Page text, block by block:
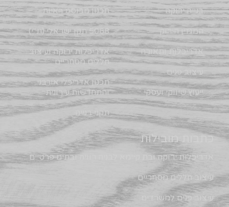
בנייה ירוקה
המגזין הירוק
אדריכלות ותאורה
עיצוב פנים
ייעוץ שיווקי ועסקי
תכנון מבוסס ראיות
5068 תקן ישראלי (ת"י)
אדריכלות ירוקה ועיצוב
חללים מסחריים
תכנון אדריכלי אורבני
והתחדשות עירונית
תקני בנייה
כתבות מובילות
אדריכלות ירוקה ובת קיימא לבניה רוויה ובתים פרטיים
עיצוב חללים מסחריים
עיצוב פנים למשרדים